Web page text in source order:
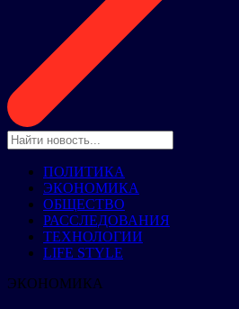
ПОЛИТИКА
ЭКОНОМИКА
ОБЩЕСТВО
РАССЛЕДОВАНИЯ
ТЕХНОЛОГИИ
LIFE STYLE
ЭКОНОМИКА